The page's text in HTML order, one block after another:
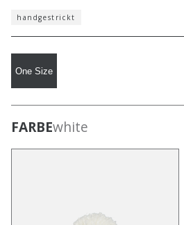
handgestrickt
One Size
FARBEwhite